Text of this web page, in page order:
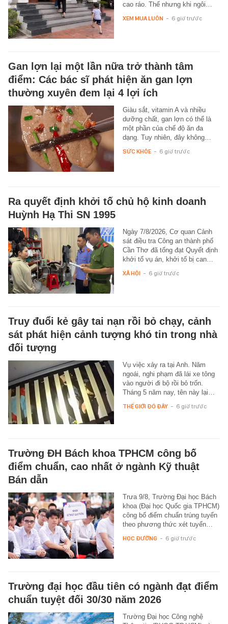
cao ráo. Thế nhưng khi ngôi…
XEM MUA LUÔN - 6 giờ trước
Gan lợn lại một lần nữa trở thành tâm
điểm: Các bác sĩ phát hiện ăn gan lợn
thường xuyên đem lại 4 lợi ích
Giàu sắt, vitamin A và nhiều
dưỡng chất, gan lợn có thể là
một phần của chế độ ăn đa
dạng. Tuy nhiên, đây không…
SỨC KHỎE - 6 giờ trước
Ra quyết định khởi tố chủ hộ kinh doanh
Huỳnh Hạ Thi SN 1995
Ngày 7/8/2026, Cơ quan Cảnh
sát điều tra Công an thành phố
Cần Thơ đã tống đạt Quyết định
khởi tố vụ án, khởi tố bị can…
XÃ HỘI - 6 giờ trước
Truy đuổi kẻ gây tai nạn rồi bỏ chạy, cảnh
sát phát hiện cảnh tượng khó tin trong nhà
đối tượng
Vụ việc xảy ra tại Anh. Năm
ngoái, nghi phạm đã lái xe tông
vào người đi bộ rồi bỏ trốn.
Tháng 5 năm nay, tên này lại…
THẾ GIỚI ĐÓ ĐÂY - 6 giờ trước
Trường ĐH Bách khoa TPHCM công bố
điểm chuẩn, cao nhất ở ngành Kỹ thuật
Bán dẫn
Trưa 9/8, Trường Đại học Bách
khoa (Đại học Quốc gia TPHCM)
công bố điểm chuẩn trúng tuyển
theo phương thức xét tuyển…
HỌC ĐƯỜNG - 6 giờ trước
Trường đại học đầu tiên có ngành đạt điểm
chuẩn tuyệt đối 30/30 năm 2026
Trường Đại học Công nghệ